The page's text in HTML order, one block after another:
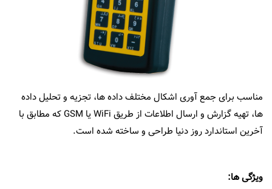
مناسب برای جمع آوری اشکال مختلف داده ها، تجزیه و تحلیل داده
ها، تهیه گزارش و ارسال اطلاعات از طریق WiFi یا GSM که مطابق با
آخرین استاندارد روز دنیا طراحی و ساخته شده است.
ویژگی ها: